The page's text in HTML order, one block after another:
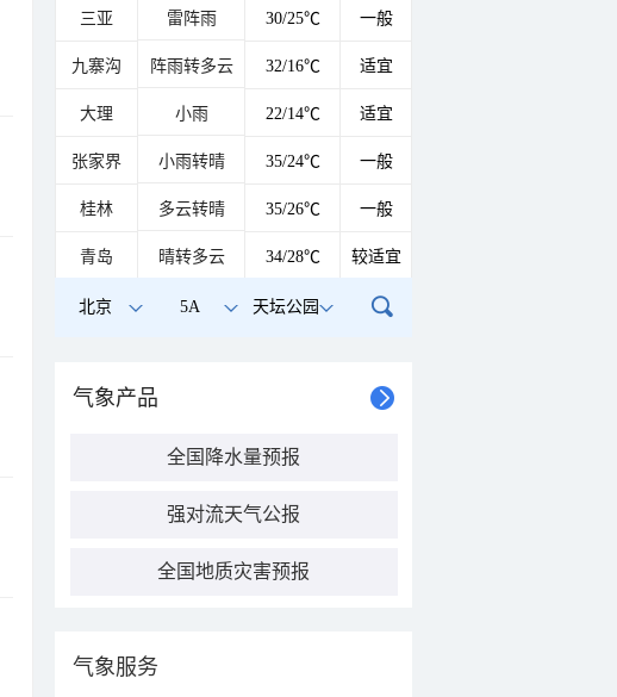
三亚 雷阵雨 30/25℃ 一般
九寨沟 阵雨转多云 32/16℃ 适宜
大理 小雨 22/14℃ 适宜
张家界 小雨转晴 35/24℃ 一般
桂林 多云转晴 35/26℃ 一般
青岛 晴转多云 34/28℃ 较适宜
北京 5A 天坛公园
气象产品
全国降水量预报
强对流天气公报
全国地质灾害预报
气象服务